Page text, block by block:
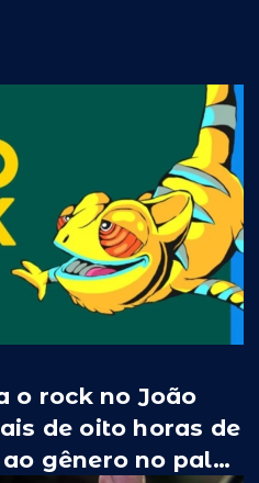
o rock no João
de oito horas de
gênero no palco